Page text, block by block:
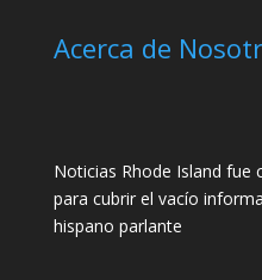
Acerca de
Noticias Rhode Island fue
para cubrir el vacío
hispano parlante